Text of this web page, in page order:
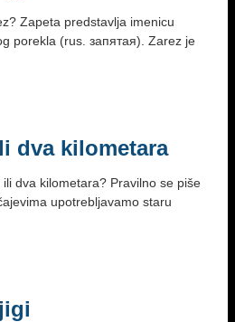
Zapeta predstavlja imenicu
porekla (rus. запятая). Zarez je
dva kilometara
dva kilometara? Pravilno se piše
upotrebljavamo staru